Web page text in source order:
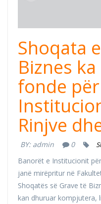
Shoqata
Biznes
fonde për
Rinjve
BY: admin 0
Banorët e Institucionit
janë mirëpritur në
Shoqatës së Grave të
kan dhuruar kompjutera,